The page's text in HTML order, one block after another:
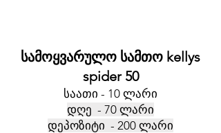
სამოყვარულო სამთო kellys
spider 50
საათი - 10 ლარი
დღე - 70 ლარი
დეპოზიტი - 200 ლარი